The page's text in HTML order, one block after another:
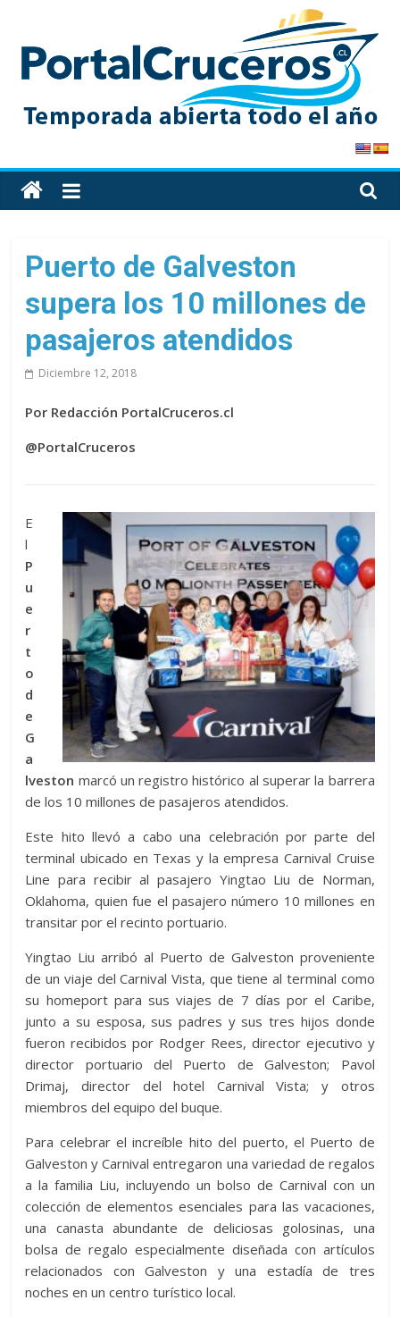
content
PortalCruceros
Toda
la
de
cruceros
en
un
solo
sitio
Puerto de Galveston
supera los 10 millones de
pasajeros atendidos
Diciembre 12, 2018
Por Redacción PortalCruceros.cl
@PortalCruceros
E
l
P
u
e
r
t
o
d
e
G
a
lveston marcó un registro histórico al superar la barrera
de los 10 millones de pasajeros atendidos.
Este hito llevó a cabo una celebración por parte del
terminal ubicado en Texas y la empresa Carnival Cruise
Line para recibir al pasajero Yingtao Liu de Norman,
Oklahoma, quien fue el pasajero número 10 millones en
transitar por el recinto portuario.
Yingtao Liu arribó al Puerto de Galveston proveniente
de un viaje del Carnival Vista, que tiene al terminal como
su homeport para sus viajes de 7 días por el Caribe,
junto a su esposa, sus padres y sus tres hijos donde
fueron recibidos por Rodger Rees, director ejecutivo y
director portuario del Puerto de Galveston; Pavol
Drimaj, director del hotel Carnival Vista; y otros
miembros del equipo del buque.
Para celebrar el increíble hito del puerto, el Puerto de
Galveston y Carnival entregaron una variedad de regalos
a la familia Liu, incluyendo un bolso de Carnival con un
colección de elementos esenciales para las vacaciones,
una canasta abundante de deliciosas golosinas, una
bolsa de regalo especialmente diseñada con artículos
relacionados con Galveston y una estadía de tres
noches en un centro turístico local.